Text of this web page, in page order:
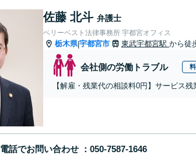
佐藤 北斗 弁護士
ベリーベスト法律事務所 宇都宮オフィス
栃木県|宇都宮市 東武宇都宮駅 から徒
会社側の労働トラブル
【解雇・残業代の相談料0円】サービス
電話でお問い合わせ